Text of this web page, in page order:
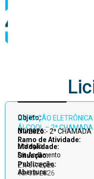
Acessar
todos
Objeto:
LICITAÇÃO
ÁLCOOL – 2ª CHAMADA
Número:
01/2026 - 2ª CHAMADA
Ramo de Atividade:
Modalidade:
Licitação
Situação:
Em Andamento
Publicação:
27/07/2026
Abertura:
13/08/2026